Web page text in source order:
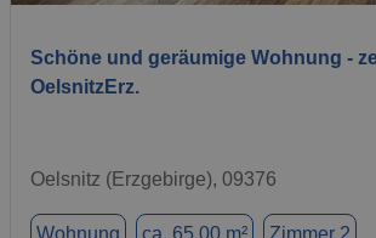
Schöne und geräumige Wohnung -
OelsnitzErz.
Oelsnitz (Erzgebirge), 09376
Wohnung ca. 65,00 m² Zimmer 2